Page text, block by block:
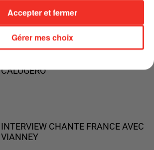
CALOGERO
INTERVIEW CHANTE FRANCE AVEC
VIANNEY
Gérer mes choix
Accepter et fermer